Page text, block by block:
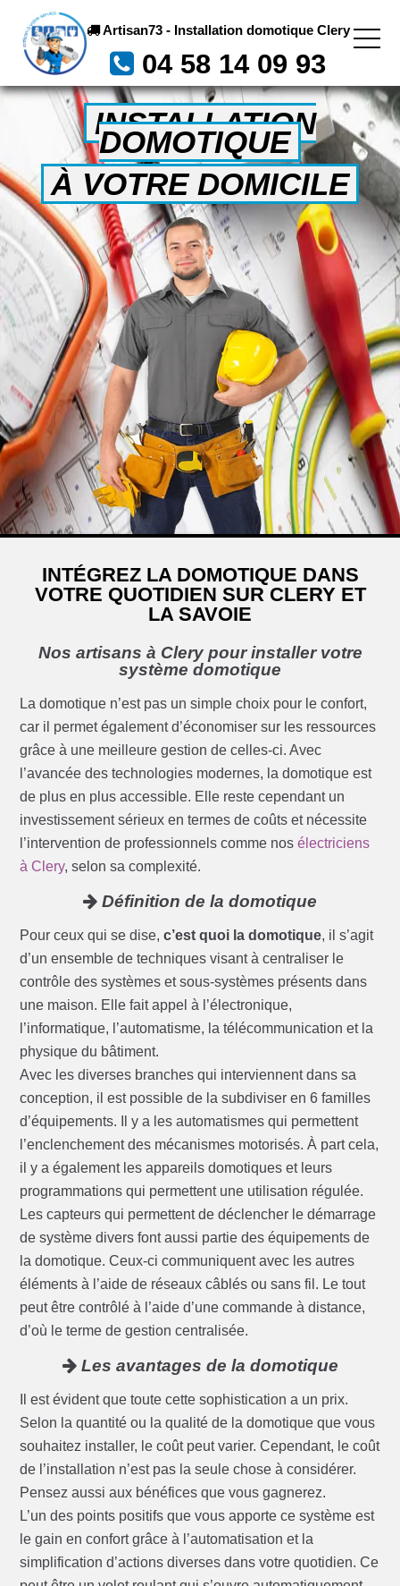
Artisan73 - Installation domotique Clery
04 58 14 09 93
INSTALLATION
DOMOTIQUE
À VOTRE DOMICILE
INTÉGREZ LA DOMOTIQUE DANS
VOTRE QUOTIDIEN SUR CLERY ET
LA SAVOIE
Nos artisans à Clery pour installer votre
système domotique
La domotique n’est pas un simple choix pour le confort,
car il permet également d’économiser sur les ressources
grâce à une meilleure gestion de celles-ci. Avec
l’avancée des technologies modernes, la domotique est
de plus en plus accessible. Elle reste cependant un
investissement sérieux en termes de coûts et nécessite
l’intervention de professionnels comme nosélectriciens
à Clery, selon sa complexité.
Définition de la domotique
Pour ceux qui se dise,c’est quoi la domotique, il s’agit
d’un ensemble de techniques visant à centraliser le
contrôle des systèmes et sous-systèmes présents dans
une maison. Elle fait appel à l’électronique,
l’informatique, l’automatisme, la télécommunication et la
physique du bâtiment.
Avec les diverses branches qui interviennent dans sa
conception, il est possible de la subdiviser en 6 familles
d’équipements. Il y a les automatismes qui permettent
l’enclenchement des mécanismes motorisés. À part cela,
il y a également les appareils domotiques et leurs
programmations qui permettent une utilisation régulée.
Les capteurs qui permettent de déclencher le démarrage
de système divers font aussi partie des équipements de
la domotique. Ceux-ci communiquent avec les autres
éléments à l’aide de réseaux câblés ou sans fil. Le tout
peut être contrôlé à l’aide d’une commande à distance,
d’où le terme de gestion centralisée.
Les avantages de la domotique
Il est évident que toute cette sophistication a un prix.
Selon la quantité ou la qualité de la domotique que vous
souhaitez installer, le coût peut varier. Cependant, le coût
de l’installation n’est pas la seule chose à considérer.
Pensez aussi aux bénéfices que vous gagnerez.
L’un des points positifs que vous apporte ce système est
le gain en confort grâce à l’automatisation et la
simplification d’actions diverses dans votre quotidien. Ce